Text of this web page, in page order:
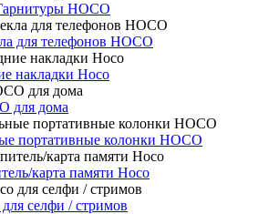
HOCO
для телефонов HOCO
накладки Hoco
для дома
портативные колонки HOCO
карта памяти Hoco
селфи / стримов